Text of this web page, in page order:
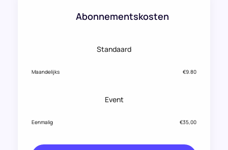
Abonnementskosten
Standaard
Maandelijks €9.80
Event
Eenmalig €35,00